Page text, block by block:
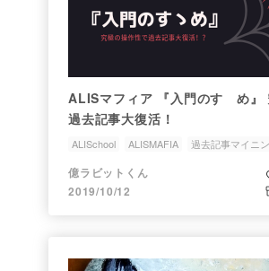
ALISマフィア 『入門のすゝめ』
過去記事大復活！
ALISchool ALISMAFIA
過去記事マイニ
クラウドファンディング
億ラビットくん
2019/10/12